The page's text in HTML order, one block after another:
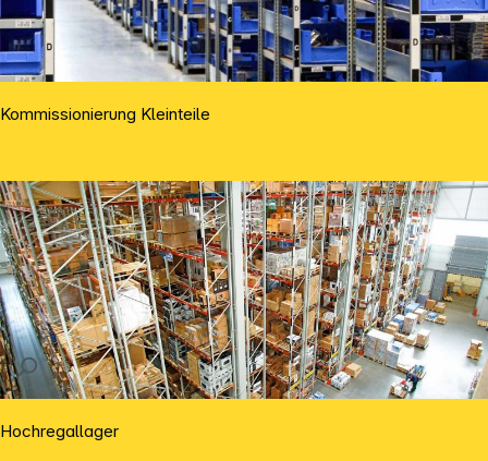
Kommissionierung Kleinteile
Hochregallager